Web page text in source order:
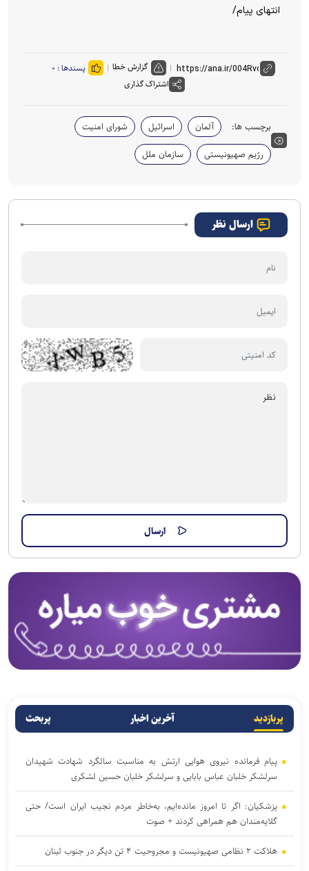
انتهای پیام/
گزارش خطا پسندها : ۰
اشتراک گذاری
برچسب ها: آلمان اسرائیل
شورای امنیت
رژیم صهیونیستی
سازمان ملل
ارسال نظر
پربازدید آخرین اخبار پربحث
پیام فرمانده نیروی هوایی ارتش به مناسبت سالگرد شهادت شهیدان
سرلشکر خلبان عباس بابایی و سرلشکر خلبان حسین لشکری
پزشکیان: اگر تا امروز مانده‌ایم، به‌خاطر مردم نجیب ایران است/ حتی
گلایه‌مندان هم همراهی کردند + صوت
هلاکت ۲ نظامی صهیونیست و مجروحیت ۴ تن دیگر در جنوب لبنان